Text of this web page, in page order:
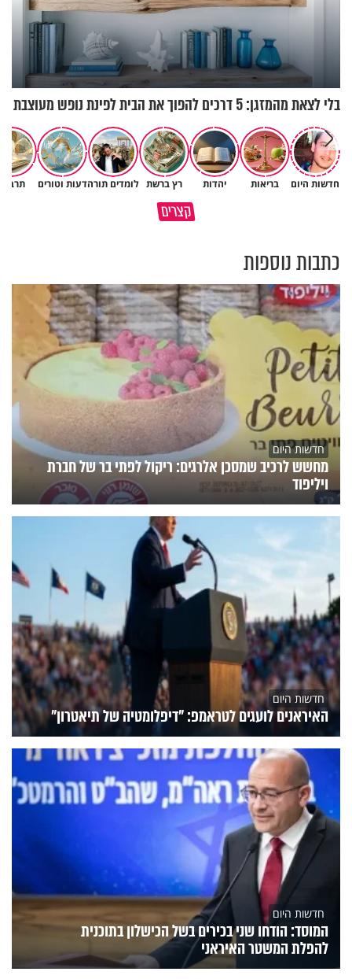
בלי לצאת מהמזגן: 5 דרכים להפוך את הבית לפינת נופש מעוצבת
חדשות היום בריאות יהדות רץ ברשת לומדים תורהדעות וטורים
קצרים
תשתמש באהבה של השם לטובתך
פותחים פתח קטן - ומקבלים
כתבות נוספות
חדשות היום
מחשש לרכיב שמסכן אלרגים: ריקול לפתי בר של חברת
ויליפוד
חדשות היום
האיראנים לועגים לטראמפ: "דיפלומטיה של תיאטרון"
חדשות היום
המוסד: הודחו שני בכירים בשל הכישלון בתוכנית
להפלת המשטר האיראני